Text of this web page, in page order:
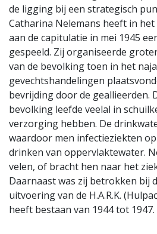
de ligging bij een strategisch
Catharina Nelemans heeft in
aan de capitulatie in mei 1945
gespeeld. Zij organiseerde
van de bevolking toen in het
gevechtshandelingen
bevrijding door de geallieerden.
bevolking leefde veelal in
verzorging hebben. De
waardoor men infectieziekten
drinken van oppervlaktewater.
velen, of bracht hen naar het
Daarnaast was zij betrokken bij
uitvoering van de H.A.R.K.
heeft bestaan van 1944 tot 1947.